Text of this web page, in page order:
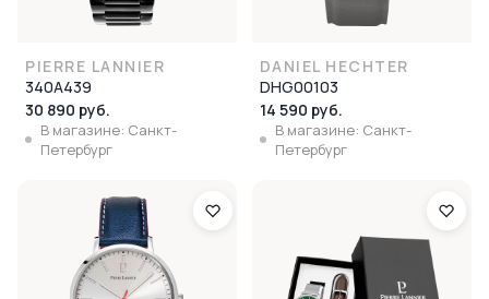
PIERRE LANNIER
340A439
30 890 руб.
В магазине: Санкт-
Петербург
DANIEL HECHTER
DHG00103
14 590 руб.
В магазине: Санкт-
Петербург